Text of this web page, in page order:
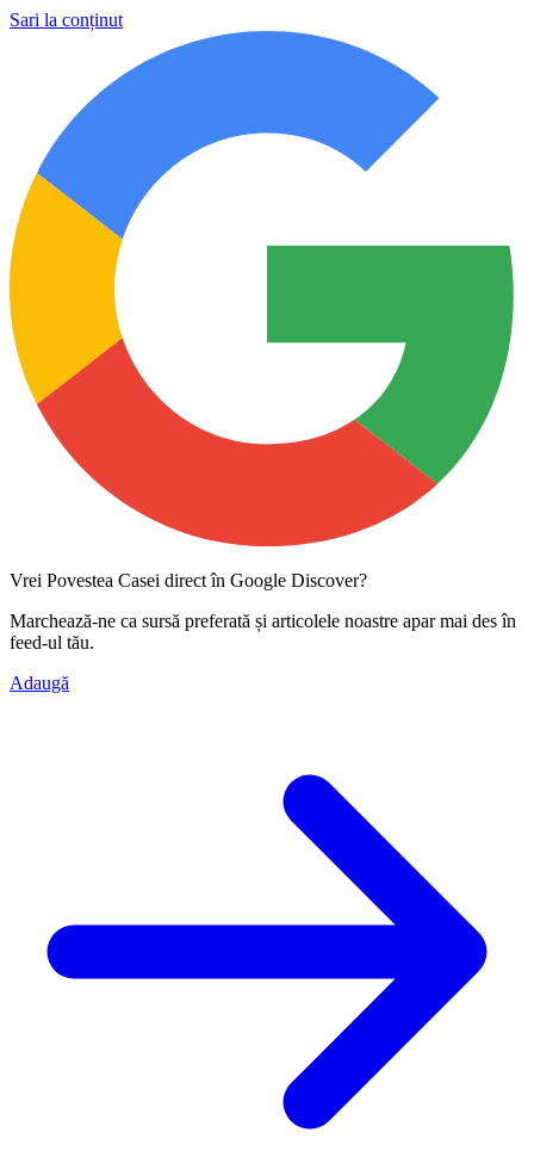
Sari la conținut
Vrei Povestea Casei direct în Google Discover?
Marchează-ne ca sursă preferată și articolele noastre apar mai des în
feed-ul tău.
Adaugă